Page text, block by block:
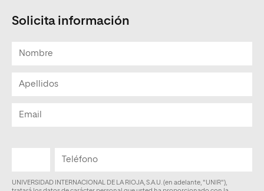
Solicita información